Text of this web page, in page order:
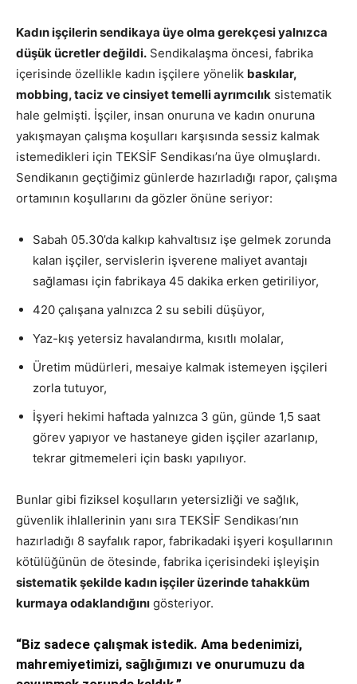
Kadın işçilerin sendikaya üye olma gerekçesi yalnızca
düşük ücretler değildi. Sendikalaşma öncesi, fabrika
içerisinde özellikle kadın işçilere yönelik baskılar,
mobbing, taciz ve cinsiyet temelli ayrımcılık sistematik
hale gelmişti. İşçiler, insan onuruna ve kadın onuruna
yakışmayan çalışma koşulları karşısında sessiz kalmak
istemedikleri için TEKSİF Sendikası’na üye olmuşlardı.
Sendikanın geçtiğimiz günlerde hazırladığı rapor, çalışma
ortamının koşullarını da gözler önüne seriyor:
Sabah 05.30’da kalkıp kahvaltısız işe gelmek zorunda
kalan işçiler, servislerin işverene maliyet avantajı
sağlaması için fabrikaya 45 dakika erken getiriliyor,
420 çalışana yalnızca 2 su sebili düşüyor,
Yaz-kış yetersiz havalandırma, kısıtlı molalar,
Üretim müdürleri, mesaiye kalmak istemeyen işçileri
zorla tutuyor,
İşyeri hekimi haftada yalnızca 3 gün, günde 1,5 saat
görev yapıyor ve hastaneye giden işçiler azarlanıp,
tekrar gitmemeleri için baskı yapılıyor.
Bunlar gibi fiziksel koşulların yetersizliği ve sağlık,
güvenlik ihlallerinin yanı sıra TEKSİF Sendikası’nın
hazırladığı 8 sayfalık rapor, fabrikadaki işyeri koşullarının
kötülüğünün de ötesinde, fabrika içerisindeki işleyişin
sistematik şekilde kadın işçiler üzerinde tahakküm
kurmaya odaklandığını gösteriyor.
“Biz sadece çalışmak istedik. Ama bedenimizi,
mahremiyetimizi, sağlığımızı ve onurumuzu da